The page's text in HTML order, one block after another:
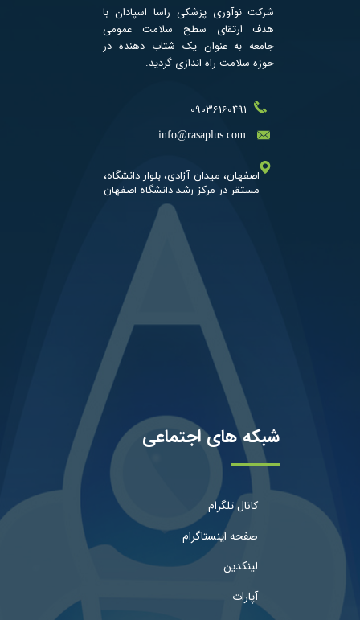
09036160491
​info@rasaplus.com
شرکت نوآوری پزشکی راسا اسپادان با
هدف ارتقای سطح سلامت عمومی
جامعه به عنوان یک شتاب­ دهنده در
حوزه سلامت راه اندازی گردید. ​​​
شبکه های اجتماعی
کانال تلگرام
صفحه اینستاگرام
لینکدین
آپارات